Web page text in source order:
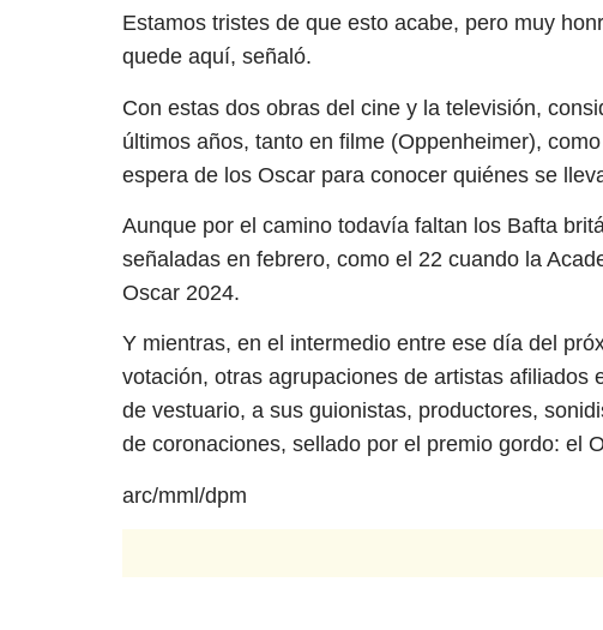
Estamos tristes de que esto acabe, pero muy
quede aquí, señaló.
Con estas dos obras del cine y la televisión,
últimos años, tanto en filme (Oppenheimer),
espera de los Oscar para conocer quiénes se
Aunque por el camino todavía faltan los Bafta
señaladas en febrero, como el 22 cuando la
Oscar 2024.
Y mientras, en el intermedio entre ese día del
votación, otras agrupaciones de artistas afiliados
de vestuario, a sus guionistas, productores,
de coronaciones, sellado por el premio gordo: el
arc/mml/dpm